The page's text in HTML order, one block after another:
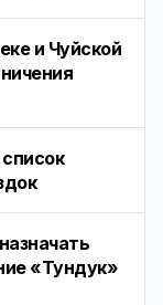
и Чуйской
«Тундук»